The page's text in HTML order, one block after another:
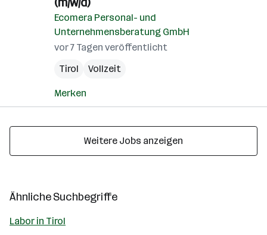
Ecomera Personal- und
Unternehmensberatung GmbH
vor 7 Tagen veröffentlicht
Tirol
Vollzeit
Merken
Weitere Jobs anzeigen
Ähnliche Suchbegriffe
Labor in Tirol